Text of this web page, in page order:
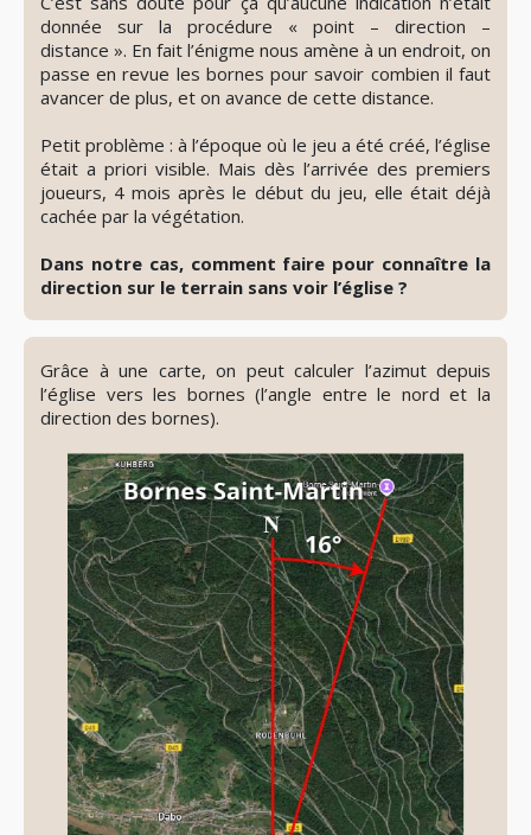
donnée sur la procédure « point – direction –
distance ». En fait l’énigme nous amène à un endroit, on
passe en revue les bornes pour savoir combien il faut
avancer de plus, et on avance de cette distance.
Petit problème : à l’époque où le jeu a été créé, l’église
était a priori visible. Mais dès l’arrivée des premiers
joueurs, 4 mois après le début du jeu, elle était déjà
cachée par la végétation.
Dans notre cas, comment faire pour connaître la
direction sur le terrain sans voir l’église ?
le
Grâce à une carte, on peut calculer l’azimut depuis
l’église vers les bornes (l’angle entre le nord et la
direction des bornes).